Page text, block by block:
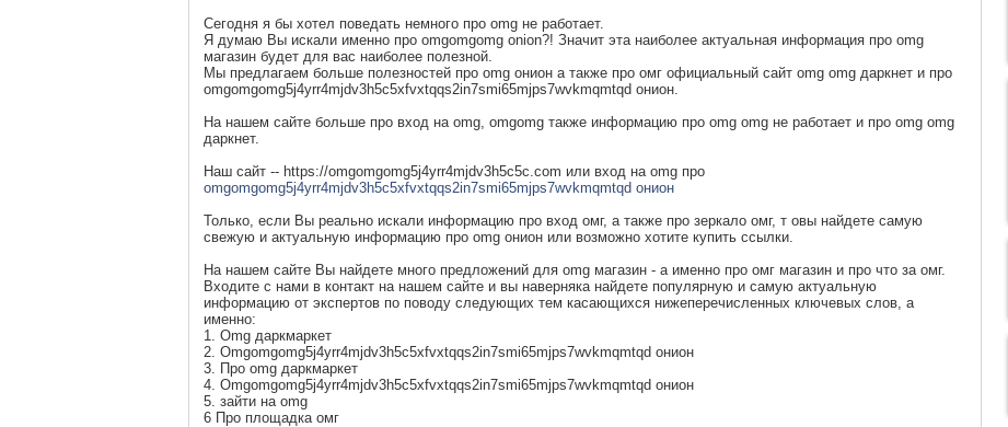
Сегодня я бы хотел поведать немного про omg не работает.
Я думаю Вы искали именно про omgomgomg onion?! Значит эта наиболее актуальная информация про omg
магазин будет для вас наиболее полезной.
Мы предлагаем больше полезностей про omg онион а также про омг официальный сайт omg omg даркнет и про
omgomgomg5j4yrr4mjdv3h5c5xfvxtqqs2in7smi65mjps7wvkmqmtqd онион.
На нашем сайте больше про вход на omg, omgomg также информацию про omg omg не работает и про omg omg
даркнет.
Наш сайт -- https://omgomgomg5j4yrr4mjdv3h5c5c.com или вход на omg про
omgomgomg5j4yrr4mjdv3h5c5xfvxtqqs2in7smi65mjps7wvkmqmtqd онион
Только, если Вы реально искали информацию про вход омг, а также про зеркало омг, т овы найдете самую
свежую и актуальную информацию про omg онион или возможно хотите купить ссылки.
На нашем сайте Вы найдете много предложений для omg магазин - а именно про омг магазин и про что за омг.
Входите с нами в контакт на нашем сайте и вы наверняка найдете популярную и самую актуальную
информацию от экспертов по поводу следующих тем касающихся нижеперечисленных ключевых слов, а
именно:
1. Omg даркмаркет
2. Omgomgomg5j4yrr4mjdv3h5c5xfvxtqqs2in7smi65mjps7wvkmqmtqd онион
3. Про omg даркмаркет
4. Omgomgomg5j4yrr4mjdv3h5c5xfvxtqqs2in7smi65mjps7wvkmqmtqd онион
5. зайти на omg
6 Про площадка омг